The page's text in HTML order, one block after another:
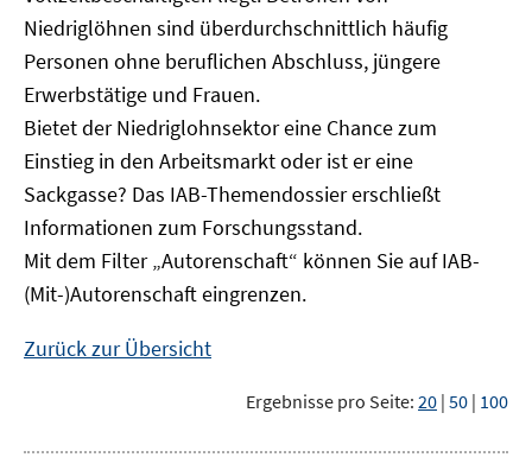
Niedriglöhnen sind überdurchschnittlich häufig
Personen ohne beruflichen Abschluss, jüngere
Erwerbstätige und Frauen.
Bietet der Niedriglohnsektor eine Chance zum
Einstieg in den Arbeitsmarkt oder ist er eine
Sackgasse? Das IAB-Themendossier erschließt
Informationen zum Forschungsstand.
Mit dem Filter „Autorenschaft“ können Sie auf IAB-
(Mit-)Autorenschaft eingrenzen.
Zurück zur Übersicht
Ergebnisse pro Seite: 20 | 50 | 100